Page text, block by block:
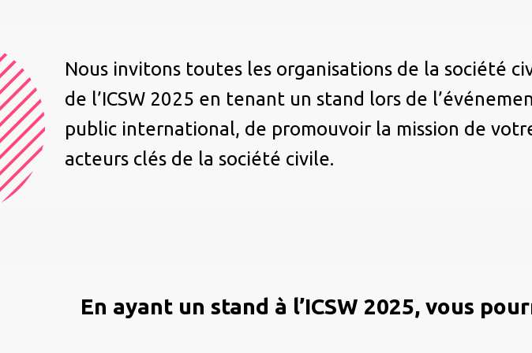
Nous invitons toutes les organisations de la société
de l’ICSW 2025 en tenant un stand lors de
public international, de promouvoir la mission de
acteurs clés de la société civile.
En ayant un stand à l’ICSW 2025, vous